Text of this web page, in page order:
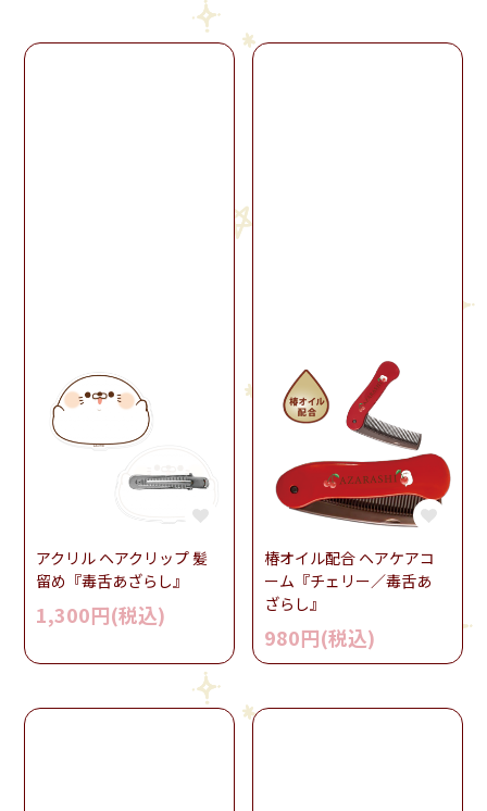
アクリル ヘアクリップ 髪
留め『毒舌あざらし』
1,300円(税込)
椿オイル配合 ヘアケアコ
ーム『チェリー／毒舌あ
ざらし』
980円(税込)